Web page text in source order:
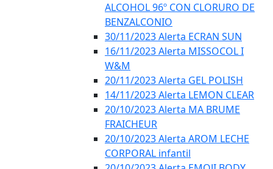
ALCOHOL 96º CON CLORURO DE
BENZALCONIO
30/11/2023 Alerta ECRAN SUN
16/11/2023 Alerta MISSOCOL I
W&M
20/11/2023 Alerta GEL POLISH
14/11/2023 Alerta LEMON CLEAR
20/10/2023 Alerta MA BRUME
FRAICHEUR
20/10/2023 Alerta AROM LECHE
CORPORAL infantil